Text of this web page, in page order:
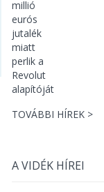
TOVÁBBI HÍREK >
A VIDÉK HÍREI